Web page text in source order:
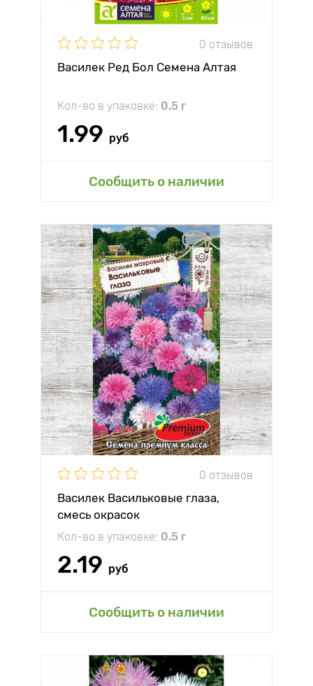
0 отзывов
Василек Ред Бол Семена Алтая
Кол-во в упаковке: 0.5 г
1.99 руб
Сообщить о наличии
0 отзывов
Василек Васильковые глаза,
смесь окрасок
Кол-во в упаковке: 0.5 г
2.19 руб
Сообщить о наличии